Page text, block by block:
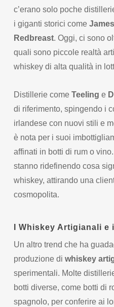
c’erano solo poche
i giganti storici come
Redbreast. Oggi, ci sono
quali sono piccole realtà
whiskey di alta qualità in
Distillerie come Teeling e
di riferimento, spingendo i
irlandese con nuovi stili e
è nota per i suoi
affinati in botti di rum o
stanno ridefinendo cosa
whiskey, attirando una
cosmopolita.
I Whiskey Artigianali e
Un altro trend che ha
produzione di whiskey
sperimentali. Molte
botti diverse, come botti di
spagnolo, per conferire ai